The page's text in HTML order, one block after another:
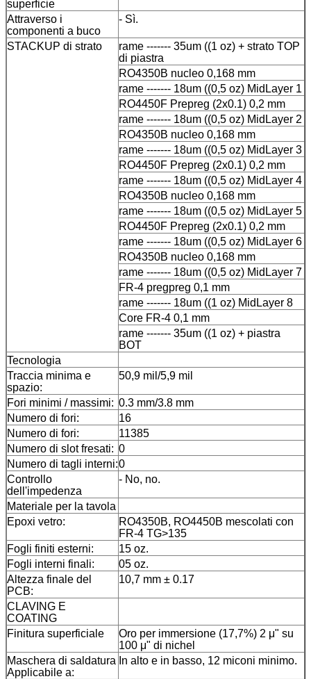
superficie
Attraverso i
componenti a buco
- Sì.
STACKUP di strato
rame ------- 35um ((1 oz) + strato TOP
di piastra
RO4350B nucleo 0,168 mm
rame ------- 18um ((0,5 oz) MidLayer 1
RO4450F Prepreg (2x0.1) 0,2 mm
rame ------- 18um ((0,5 oz) MidLayer 2
RO4350B nucleo 0,168 mm
rame ------- 18um ((0,5 oz) MidLayer 3
RO4450F Prepreg (2x0.1) 0,2 mm
rame ------- 18um ((0,5 oz) MidLayer 4
RO4350B nucleo 0,168 mm
rame ------- 18um ((0,5 oz) MidLayer 5
RO4450F Prepreg (2x0.1) 0,2 mm
rame ------- 18um ((0,5 oz) MidLayer 6
RO4350B nucleo 0,168 mm
rame ------- 18um ((0,5 oz) MidLayer 7
FR-4 pregpreg 0,1 mm
rame ------- 18um ((1 oz) MidLayer 8
Core FR-4 0,1 mm
rame ------- 35um ((1 oz) + piastra
BOT
Tecnologia
Traccia minima e
spazio:
50,9 mil/5,9 mil
Fori minimi / massimi: 0.3 mm/3.8 mm
Numero di fori:
16
Numero di fori:
11385
Numero di slot fresati: 0
Numero di tagli interni:0
Controllo
dell'impedenza
- No, no.
Materiale per la tavola
Epoxi vetro:
RO4350B, RO4450B mescolati con
FR-4 TG>135
Fogli finiti esterni:
15 oz.
Fogli interni finali:
05 oz.
Altezza finale del
PCB:
10,7 mm ± 0.17
CLAVING E
COATING
Finitura superficiale
Oro per immersione (17,7%) 2 μ" su
100 μ" di nichel
Maschera di saldatura
Applicabile a:
In alto e in basso, 12 miconi minimo.